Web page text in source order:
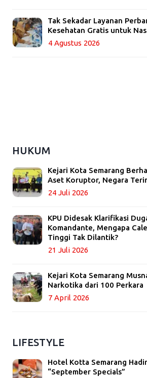
Tak Sekadar Layanan
Kesehatan Gratis untuk
4 Agustus 2026
HUKUM
Kejari Kota Semarang
Aset Koruptor, Negara
24 Juli 2026
KPU Didesak Klarifikasi
Komandante, Mengapa
Tinggi Tak Dilantik?
21 Juli 2026
Kejari Kota Semarang
Narkotika dari 100 Perkara
7 April 2026
LIFESTYLE
Hotel Kotta Semarang
“September Specials”